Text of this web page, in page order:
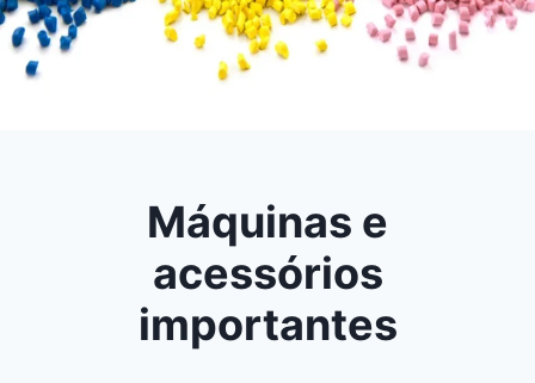
Máquinas e
acessórios
importantes